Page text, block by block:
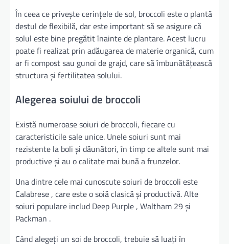
În ceea ce privește cerințele de sol, broccoli este o plantă
destul de flexibilă, dar este important să se asigure că
solul este bine pregătit înainte de plantare. Acest lucru
poate fi realizat prin adăugarea de materie organică, cum
ar fi compost sau gunoi de grajd, care să îmbunătățească
structura și fertilitatea solului.
Alegerea soiului de broccoli
Există numeroase soiuri de broccoli, fiecare cu
caracteristicile sale unice. Unele soiuri sunt mai
rezistente la boli și dăunători, în timp ce altele sunt mai
productive și au o calitate mai bună a frunzelor.
Una dintre cele mai cunoscute soiuri de broccoli este
Calabrese , care este o soiă clasică și productivă. Alte
soiuri populare includ Deep Purple , Waltham 29 și
Packman .
Când alegeți un soi de broccoli, trebuie să luați în